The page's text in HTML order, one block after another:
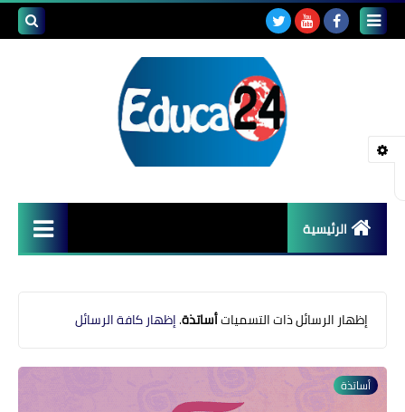
الرئيسية
قضايا تربوية
‏إظهار الرسائل ذات التسمياتأساتذة.إظهار كافة الرسائل
أساتذة